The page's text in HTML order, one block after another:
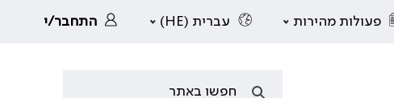
פעולות מהירות עברית (HE) התחבר/י